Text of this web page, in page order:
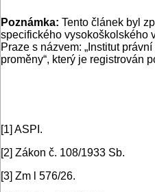
Poznámka: Tento článek byl
specifického vysokoškolského
Praze s názvem: „Institut
proměny“, který je registrován
[1] ASPI.
[2] Zákon č. 108/1933 Sb.
[3] Zm l 576/26.